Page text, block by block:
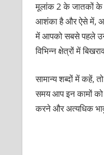
मूलांक 2 के जातकों के
आशंका है और ऐसे में,
में आपको सबसे पहले उन
विभिन्न क्षेत्रों में
सामान्य शब्दों में कहें,
समय आप इन कामों
करने और अत्यधिक